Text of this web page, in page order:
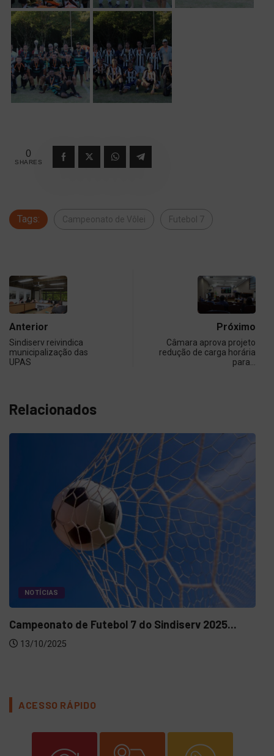
0
SHARES
Tags: Campeonato de Vôlei Futebol 7
Anterior
Sindiserv reivindica
municipalização das
UPAS
Próximo
Câmara aprova projeto
redução de carga horária
para…
Relacionados
NOTÍCIAS
Campeonato de Futebol 7 do Sindiserv 2025...
13/10/2025
ACESSO RÁPIDO